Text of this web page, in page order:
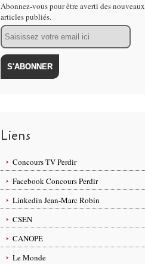
Abonnez-vous pour être averti des nouveaux
articles publiés.
Email
Liens
Concours TV Perdir
Facebook Concours Perdir
Linkedin Jean-Marc Robin
CSEN
CANOPE
Le Monde